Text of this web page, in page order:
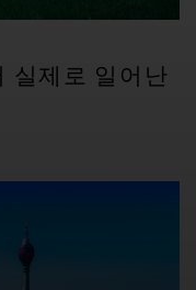
실제로 일어난